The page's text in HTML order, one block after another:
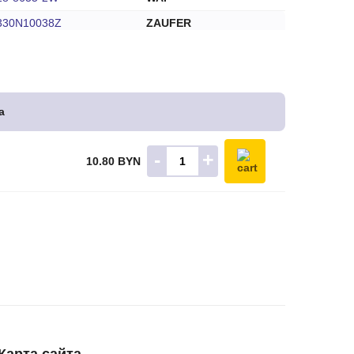
ZAUFER
10.80 BYN - +